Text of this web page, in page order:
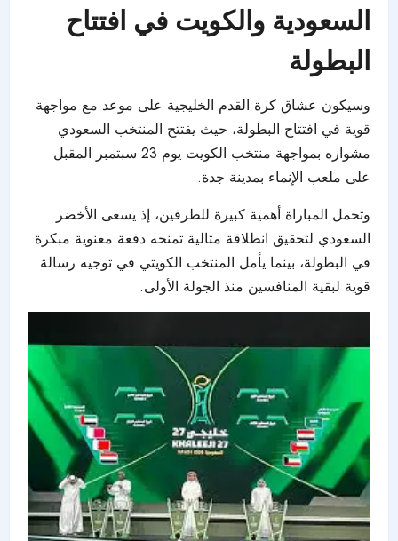
السعودية والكويت في افتتاح
البطولة
وسيكون عشاق كرة القدم الخليجية على موعد مع مواجهة
قوية في افتتاح البطولة، حيث يفتتح المنتخب السعودي
مشواره بمواجهة منتخب الكويت يوم 23 سبتمبر المقبل
على ملعب الإنماء بمدينة جدة.
وتحمل المباراة أهمية كبيرة للطرفين، إذ يسعى الأخضر
السعودي لتحقيق انطلاقة مثالية تمنحه دفعة معنوية مبكرة
في البطولة، بينما يأمل المنتخب الكويتي في توجيه رسالة
قوية لبقية المنافسين منذ الجولة الأولى.